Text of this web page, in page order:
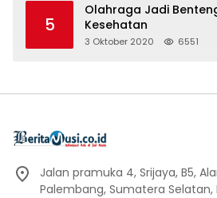
5
Olahraga Jadi
Kesehatan
3 Oktober 2020 6551
Jalan pramuka 4, Srijaya, B5,
Palembang, Sumatera Selatan,